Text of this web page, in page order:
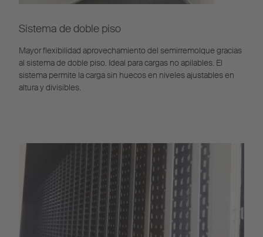
Sistema de doble piso
Mayor flexibilidad aprovechamiento del semirremolque gracias
al sistema de doble piso. Ideal para cargas no apilables. El
sistema permite la carga sin huecos en niveles ajustables en
altura y divisibles.